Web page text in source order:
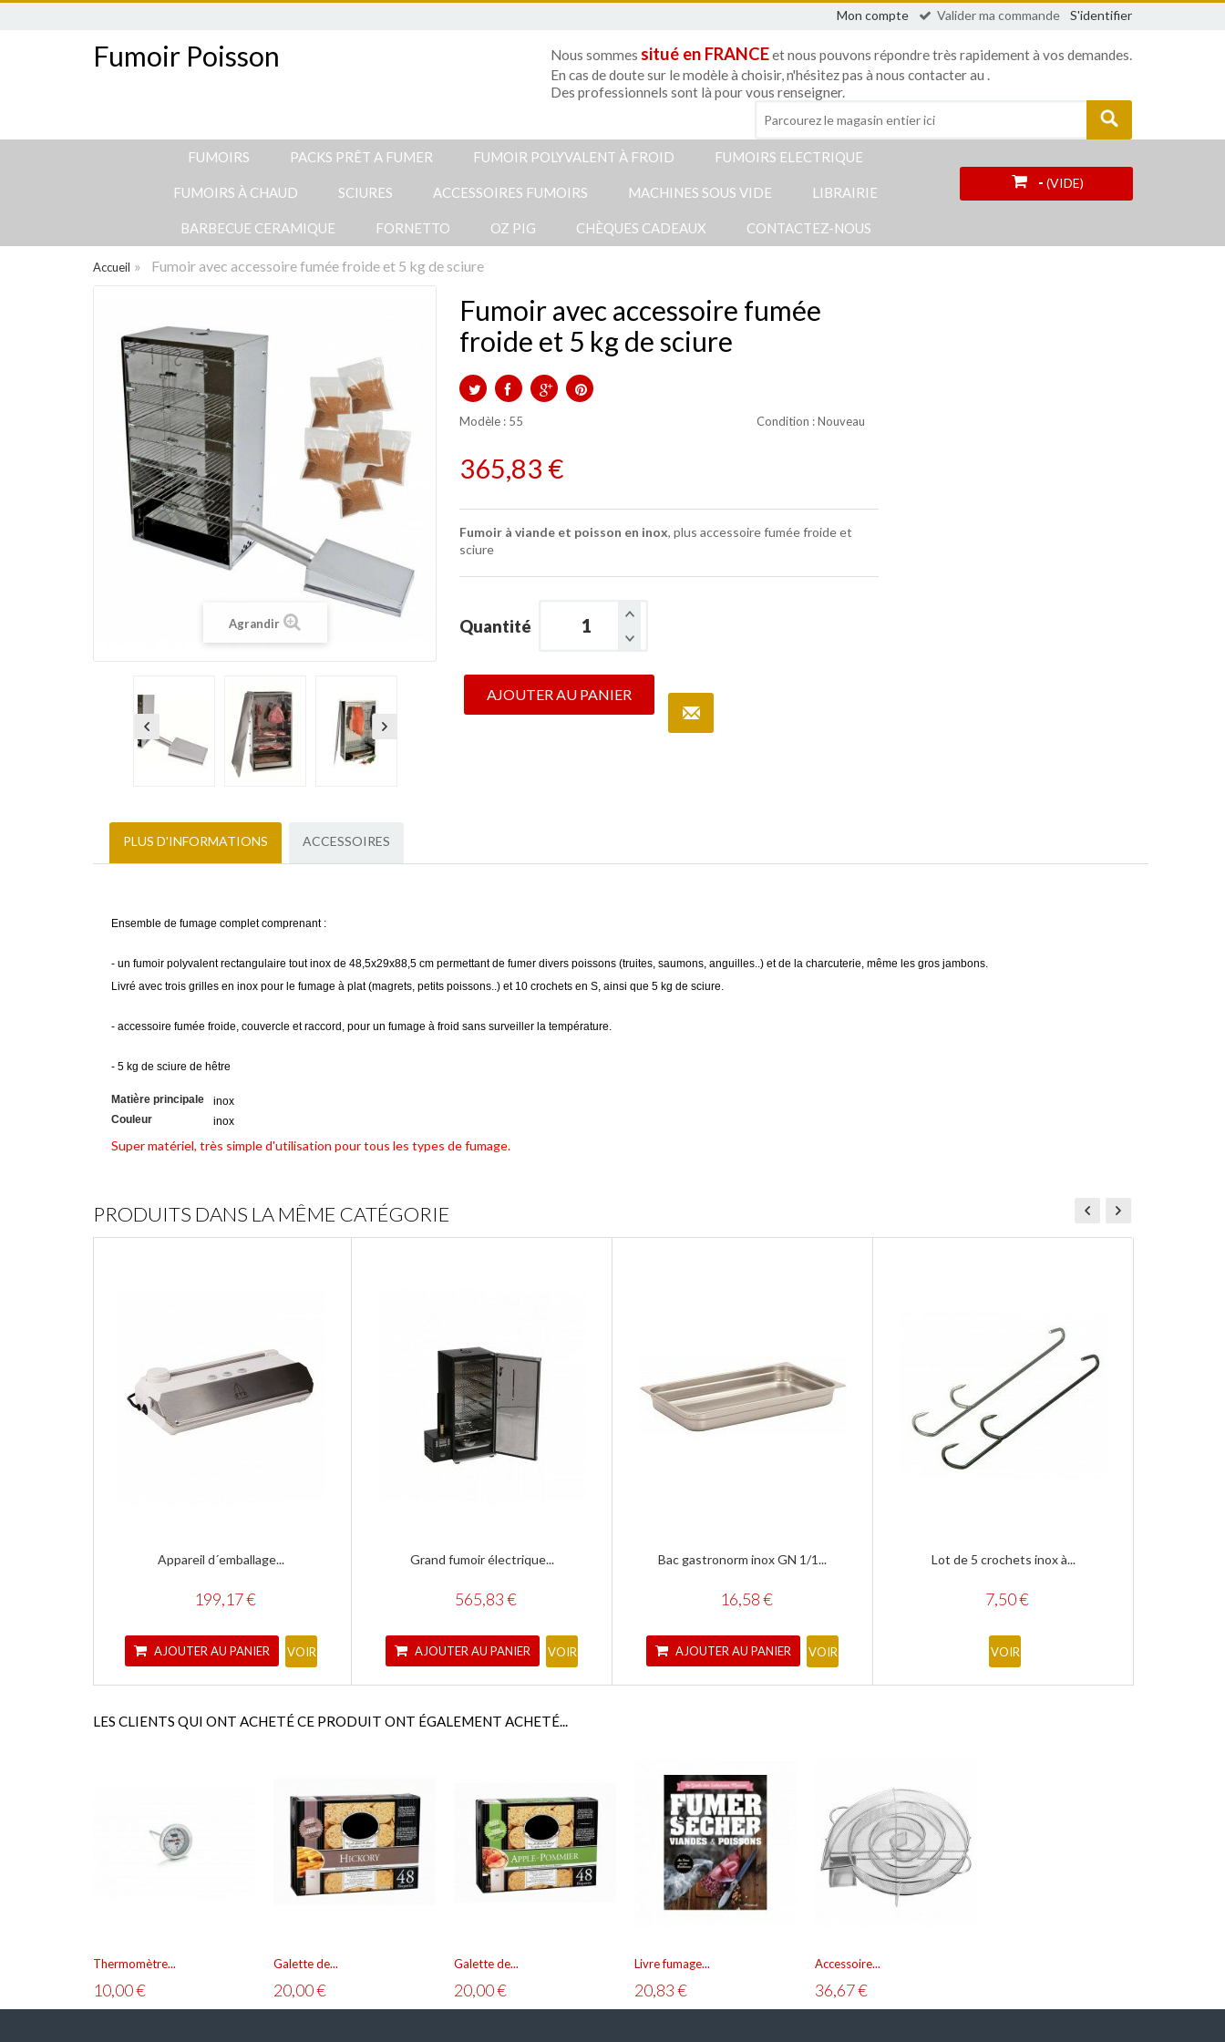
Mon compte Valider ma commande S'identifier
Fumoir Poisson Nous sommes situé en FRANCEet nous pouvons répondre très rapidement à vos demandes.
En cas de doute sur le modèle à choisir, n'hésitez pas à nous contacter au .
Des professionnels sont là pour vous renseigner.
- (VIDE)
FUMOIRS PACKS PRÊT A FUMER FUMOIR POLYVALENT À FROID FUMOIRS ELECTRIQUE
FUMOIRS À CHAUD SCIURES ACCESSOIRES FUMOIRS MACHINES SOUS VIDE LIBRAIRIE
BARBECUE CERAMIQUE FORNETTO OZ PIG CHÈQUES CADEAUX CONTACTEZ-NOUS
Accueil » Fumoir avec accessoire fumée froide et 5 kg de sciure
Agrandir
Fumoir avec accessoire fumée
froide et 5 kg de sciure
TWEETPARTAGERGOOGLE+PINTEREST
Modèle : 55 Condition : Nouveau
365,83 €
Fumoir à viande et poisson en inox, plus accessoire fumée froide et
sciure
Quantité
AJOUTER AU PANIER
PLUS D'INFORMATIONS ACCESSOIRES
Ensemble de fumage complet comprenant :
- un fumoir polyvalent rectangulaire tout inox de 48,5x29x88,5 cm permettant de fumer divers poissons (truites, saumons, anguilles..) et de la charcuterie, même les gros jambons.
Livré avec trois grilles en inox pour le fumage à plat (magrets, petits poissons..) et 10 crochets en S, ainsi que 5 kg de sciure.
- accessoire fumée froide, couvercle et raccord, pour un fumage à froid sans surveiller la température.
- 5 kg de sciure de hêtre
Matière principale
inox
Couleur
inox
Super matériel, très simple d'utilisation pour tous les types de fumage.
PRODUITS DANS LA MÊME CATÉGORIE
Appareil d´emballage...
199,17 €
AJOUTER AU PANIER VOIR
Grand fumoir électrique...
565,83 €
AJOUTER AU PANIER VOIR
Bac gastronorm inox GN 1/1...
16,58 €
AJOUTER AU PANIER VOIR
Lot de 5 crochets inox à...
7,50 €
VOIR
LES CLIENTS QUI ONT ACHETÉ CE PRODUIT ONT ÉGALEMENT ACHETÉ...
Thermomètre...
10,00 €
Galette de...
20,00 €
Galette de...
20,00 €
Livre fumage...
20,83 €
Accessoire...
36,67 €